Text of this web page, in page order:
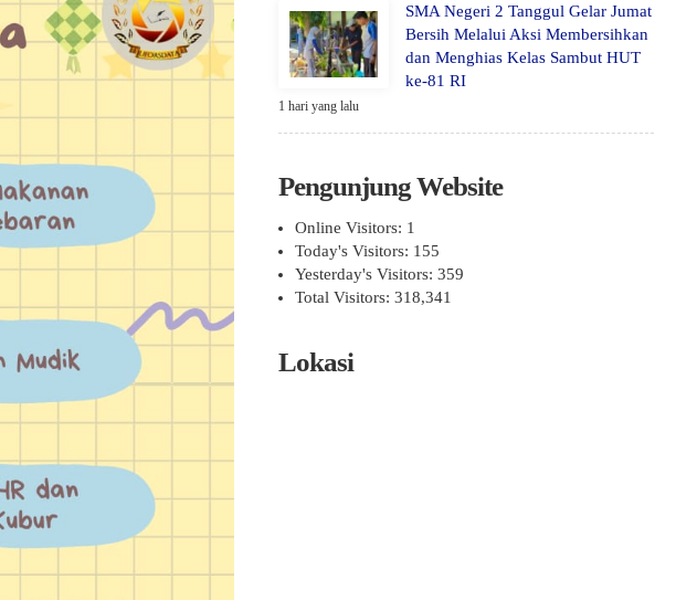
SMA Negeri 2 Tanggul Gelar Jumat
Bersih Melalui Aksi Membersihkan
dan Menghias Kelas Sambut HUT
ke-81 RI
1 hari yang lalu
Pengunjung Website
Online Visitors: 1
Today's Visitors: 155
Yesterday's Visitors: 359
Total Visitors: 318,341
Lokasi